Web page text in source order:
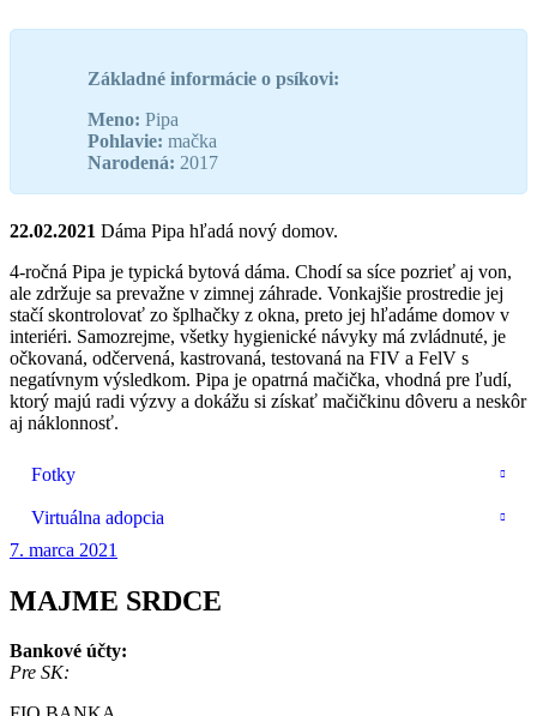
Základné informácie o psíkovi:
Meno: Pipa
Pohlavie: mačka
Narodená: 2017
22.02.2021 Dáma Pipa hľadá nový domov.
4-ročná Pipa je typická bytová dáma. Chodí sa síce pozrieť aj von,
ale zdržuje sa prevažne v zimnej záhrade. Vonkajšie prostredie jej
stačí skontrolovať zo šplhačky z okna, preto jej hľadáme domov v
interiéri. Samozrejme, všetky hygienické návyky má zvládnuté, je
očkovaná, odčervená, kastrovaná, testovaná na FIV a FelV s
negatívnym výsledkom. Pipa je opatrná mačička, vhodná pre ľudí,
ktorý majú radi výzvy a dokážu si získať mačičkinu dôveru a neskôr
aj náklonnosť.
Fotky
Virtuálna adopcia
7. marca 2021
MAJME SRDCE
Bankové účty:
Pre SK: